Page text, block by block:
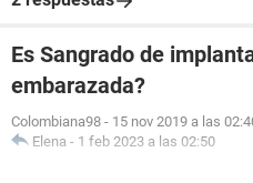
Es Sangrado de
embarazada?
Colombiana98 - 15 nov 2019 a las
Elena - 1 feb 2023 a las 02:50